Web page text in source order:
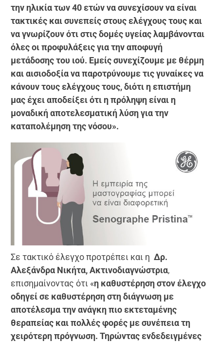
την ηλικία των 40 ετών να συνεχίσουν να είναι
τακτικές και συνεπείς στους ελέγχους τους και
να γνωρίζουν ότι στις δομές υγείας λαμβάνονται
όλες οι προφυλάξεις για την αποφυγή
μετάδοσης του ιού. Εμείς συνεχίζουμε με θέρμη
και αισιοδοξία να παροτρύνουμε τις γυναίκες να
κάνουν τους ελέγχους τους, διότι η επιστήμη
μας έχει αποδείξει ότι η πρόληψη είναι η
μοναδική αποτελεσματική λύση για την
καταπολέμηση της νόσου».
Σε τακτικό έλεγχο προτρέπει και ηΔρ.
Αλεξάνδρα Νικήτα, Ακτινοδιαγνώστρια,
επισημαίνοντας ότι «η καθυστέρηση στον έλεγχο
οδηγεί σε καθυστέρηση στη διάγνωση με
αποτέλεσμα την ανάγκη πιο εκτεταμένης
θεραπείας και πολλές φορές με συνέπεια τη
χειρότερη πρόγνωση. Τηρώντας ενδεδειγμένες